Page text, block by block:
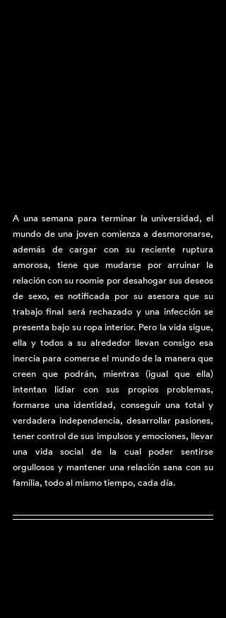
A una semana para terminar la universidad, el
mundo de una joven comienza a desmoronarse,
además de cargar con su reciente ruptura
amorosa, tiene que mudarse por arruinar la
relación con su roomie por desahogar sus deseos
de sexo, es notificada por su asesora que su
trabajo final será rechazado y una infección se
presenta bajo su ropa interior. Pero la vida sigue,
ella y todos a su alrededor llevan consigo esa
inercia para comerse el mundo de la manera que
creen que podrán, mientras (igual que ella)
intentan lidiar con sus propios problemas,
formarse una identidad, conseguir una total y
verdadera independencia, desarrollar pasiones,
tener control de sus impulsos y emociones, llevar
una vida social de la cual poder sentirse
orgullosos y mantener una relación sana con su
familia, todo al mismo tiempo, cada día.